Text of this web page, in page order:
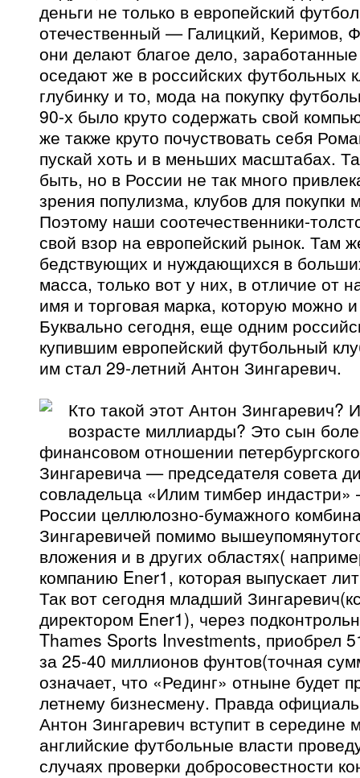
деньги не только в европейский
отечественный — Галицкий, Керимов,
они делают благое дело,
оседают же в российских футбольных
глубинку и то, мода на покупку
90-х было круто содержать свой
же также круто почуствовать себя
пускай хоть и в меньших масштабах.
быть, но в России не так много
зрения популизма, клубов для
Поэтому наши соотечественники-
свой взор на европейский рынок. Там
бедствующих и нуждающихся в
масса, только вот у них, в отличие от
имя и торговая марка, которую можно
Буквально сегодня, еще одним
купившим европейский футбольный
им стал 29-летний Антон Зингаревич.
Кто такой этот Антон Зингаревич?
возрасте миллиарды? Это сын
финансовом отношении
Зингаревича — председателя совета
совладельца «Илим тимбер
России целлюлозно-бумажного
Зингаревичей помимо
вложения и в других областях(
компанию Ener1, которая выпускает
Так вот сегодня младший
директором Ener1), через
Thames Sports Investments, приобрел
за 25-40 миллионов фунтов(точная
означает, что «Рединг» отныне будет
летнему бизнесмену. Правда
Антон Зингаревич вступит в середине
английские футбольные власти
случаях проверки добросовестности